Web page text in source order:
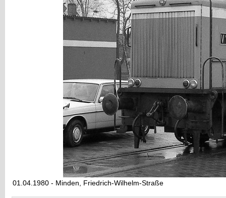
01.04.1980 - Minden, Friedrich-Wilhelm-Straße